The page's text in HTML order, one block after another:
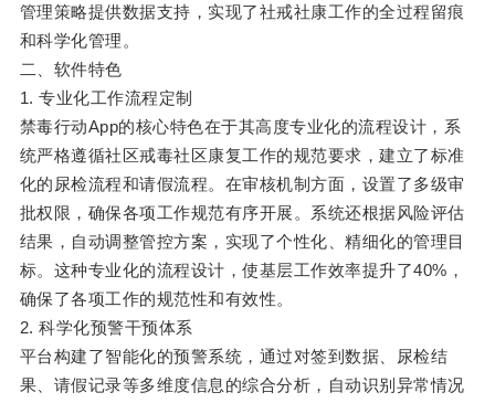
管理策略提供数据支持，实现了社戒社康工作的全过程留痕
和科学化管理。
二、软件特色
1. 专业化工作流程定制
禁毒行动App的核心特色在于其高度专业化的流程设计，系
统严格遵循社区戒毒社区康复工作的规范要求，建立了标准
化的尿检流程和请假流程。在审核机制方面，设置了多级审
批权限，确保各项工作规范有序开展。系统还根据风险评估
结果，自动调整管控方案，实现了个性化、精细化的管理目
标。这种专业化的流程设计，使基层工作效率提升了40%，
确保了各项工作的规范性和有效性。
2. 科学化预警干预体系
平台构建了智能化的预警系统，通过对签到数据、尿检结
果、请假记录等多维度信息的综合分析，自动识别异常情况